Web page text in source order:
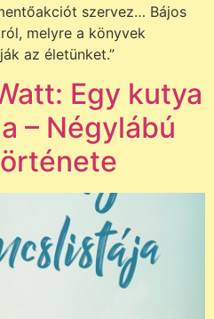
szervez… Bájos
melyre a könyvek
az életünket.”
Egy kutya
– Négylábú